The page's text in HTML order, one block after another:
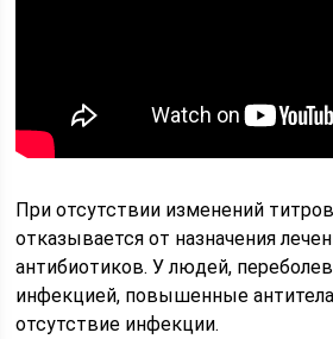
При отсутствии изменений
отказывается от назначения
антибиотиков. У людей,
инфекцией, повышенные
отсутствие инфекции.